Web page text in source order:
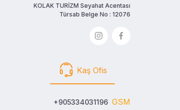
KOLAK TURİZM Seyahat Acentası
Türsab Belge No : 12076
Kaş Ofis
+905334031196 GSM